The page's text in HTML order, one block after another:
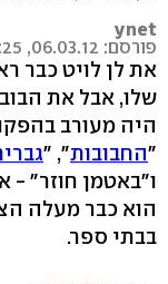
ynet
פורסם: 06.03.12, 10:25
את לן לויט כבר
שלו, אבל את
היה מעורב
"החבובות", "
ו"באטמן חוזר" -
הוא כבר מעלה
בבתי ספר.